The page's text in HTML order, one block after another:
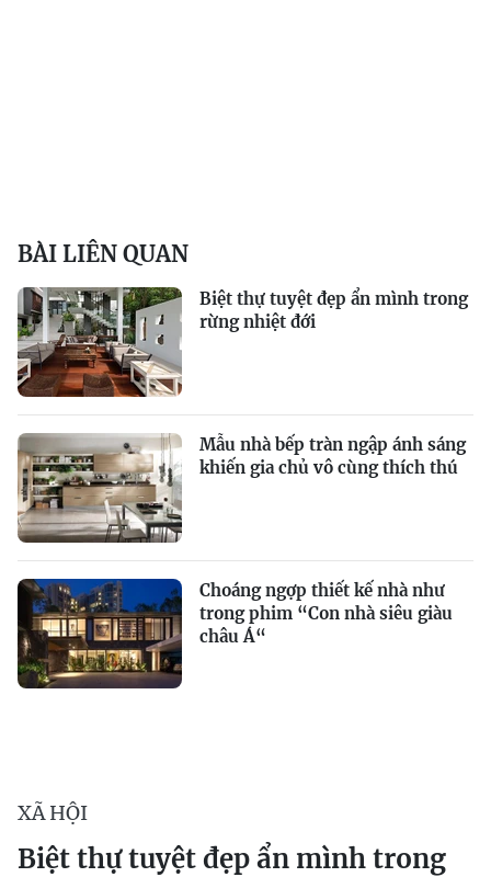
BÀI LIÊN QUAN
Biệt thự tuyệt đẹp ẩn mình trong
rừng nhiệt đới
Mẫu nhà bếp tràn ngập ánh sáng
khiến gia chủ vô cùng thích thú
Choáng ngợp thiết kế nhà như
trong phim “Con nhà siêu giàu
châu Á“
XÃ HỘI
Biệt thự tuyệt đẹp ẩn mình trong